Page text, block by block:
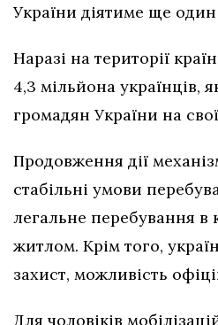
України діятиме ще
Наразі на території
4,3 мільйона українців,
громадян України на
Продовження дії
стабільні умови
легальне перебування в
житлом. Крім того,
захист, можливість
Для чоловіків